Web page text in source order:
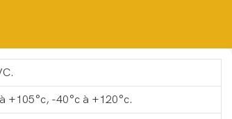
+105°c, -40°c à +120°c.